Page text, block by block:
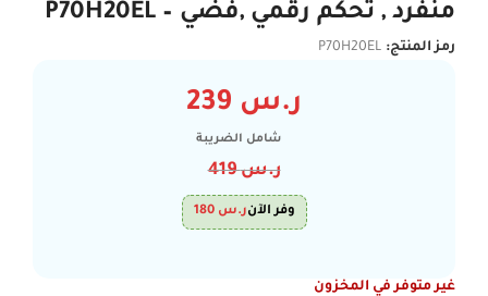
منفرد , تحكم رقمي ,فضي – P70H20EL
رمز المنتج: P70H20EL
ر.س
شامل الضريبة
ر.س419
وفر الآنر.س 180
غير متوفر في المخزون